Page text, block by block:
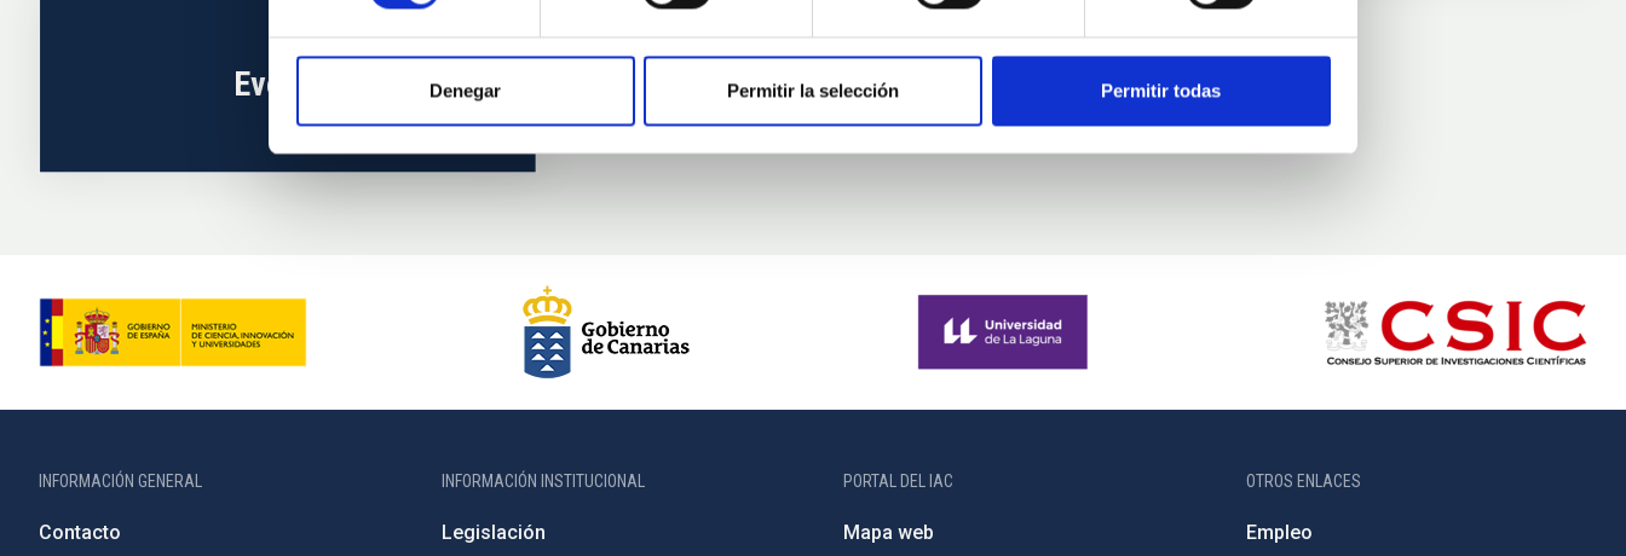
Denegar Permitir la selección Permitir todas
Eventos
INFORMACIÓN GENERAL
Contacto
INFORMACIÓN INSTITUCIONAL
Legislación
PORTAL DEL IAC
Mapa web
OTROS ENLACES
Empleo